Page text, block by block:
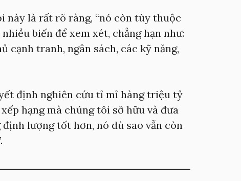
này là rất rõ ràng, “nó còn tùy thuộc
biến để xem xét, chẳng hạn như:
cạnh tranh, ngân sách, các kỹ năng,
định nghiên cứu tỉ mỉ hàng triệu tỷ
hạng mà chúng tôi sở hữu và đưa
lượng tốt hơn, nó dù sao vẫn còn